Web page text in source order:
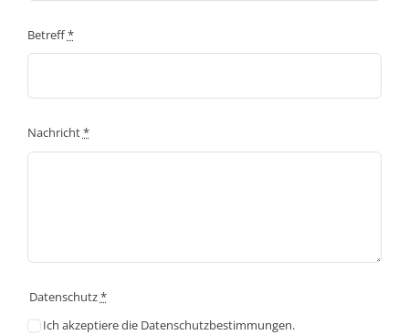
Betreff*
Nachricht*
Datenschutz*
Ich akzeptiere die Datenschutzbestimmungen.